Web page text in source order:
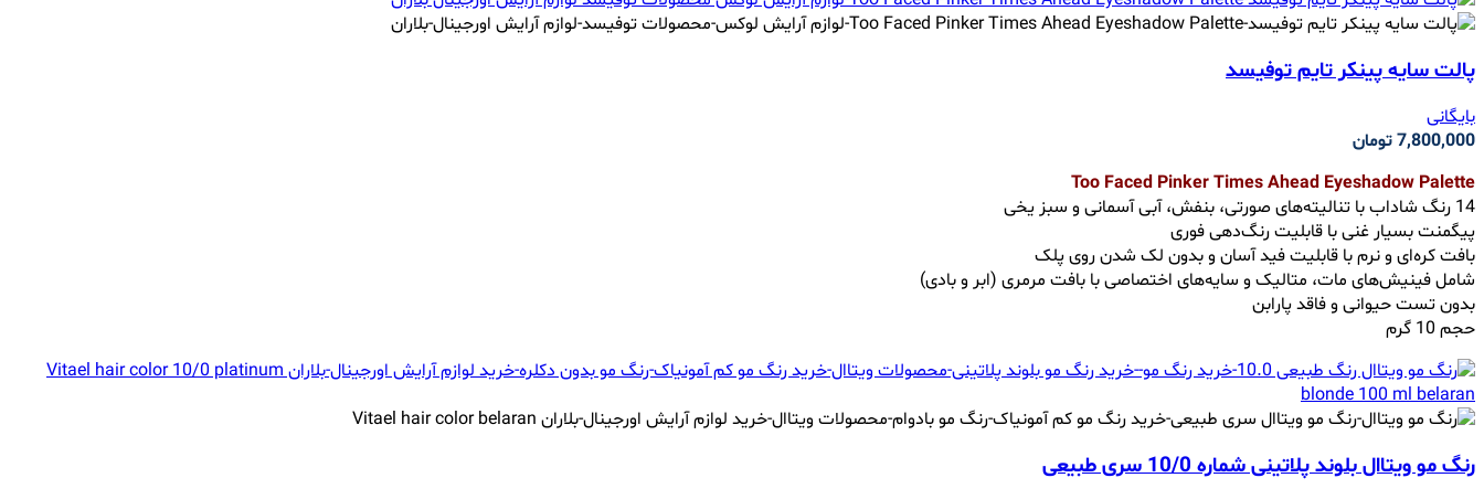
پالت سایه پینکر تایم توفیسد
بایگانی
7,800,000تومان
Too Faced Pinker Times Ahead Eyeshadow Palette
14 رنگ شاداب با تنالیته‌های صورتی، بنفش، آبی آسمانی و سبز یخی
پیگمنت بسیار غنی با قابلیت رنگ‌دهی فوری
بافت کره‌ای و نرم با قابلیت فید آسان و بدون لک شدن روی پلک
شامل فینیش‌های مات، متالیک و سایه‌های اختصاصی با بافت مرمری (ابر و بادی)
بدون تست حیوانی و فاقد پارابن
حجم 10 گرم
رنگ مو ویتاال بلوند پلاتینی شماره 10/0 سری طبیعی